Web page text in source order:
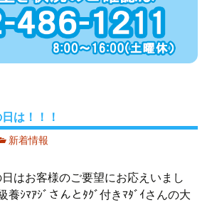
は！！！
新着情報
はお客様のご要望にお応えいまし
養ｼﾏｱｼﾞさんとﾀｸﾞ付きﾏﾀﾞｲさんの大